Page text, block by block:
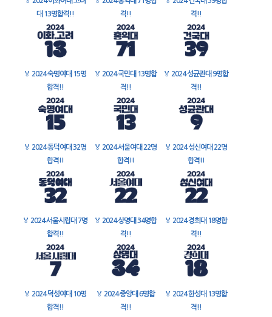
대 13명합격!!
격!!
격!!
🏅 2024 숙명여대 15명
합격!!
🏅 2024 국민대 13명합
격!!
🏅 2024 성균관대 9명합
격!!
🏅 2024 동덕여대 32명
합격!!
🏅 2024 서울여대 22명
합격!!
🏅 2024 성신여대 22명
합격!!
🏅 2024 서울시립대 7명
합격!!
🏅 2024 상명대 34명합
격!!
🏅 2024 경희대 18명합
격!!
🏅 2024 덕성여대 10명
합격!!
🏅 2024 중앙대 6명합
격!!
🏅 2024 한성대 13명합
격!!